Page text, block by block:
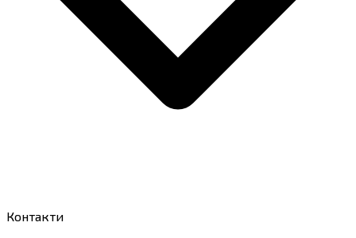
Контакти